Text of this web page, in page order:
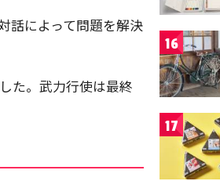
話によって問題を解決
た。武力行使は最終
16
17